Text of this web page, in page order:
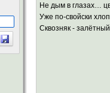
Не дым в глазах…
Уже по-свойски
Сквозняк -